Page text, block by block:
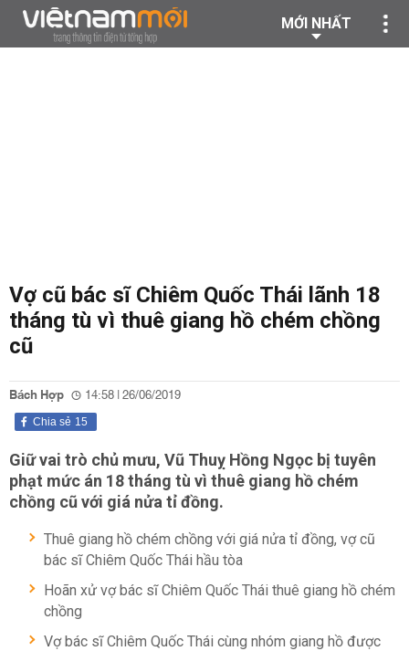
MỚI NHẤT
Vợ cũ bác sĩ Chiêm Quốc Thái lãnh 18
tháng tù vì thuê giang hồ chém chồng
cũ
Bách Hợp 14:58 | 26/06/2019
15
Chia sẻ
Giữ vai trò chủ mưu, Vũ Thuỵ Hồng Ngọc bị tuyên
phạt mức án 18 tháng tù vì thuê giang hồ chém
chồng cũ với giá nửa tỉ đồng.
Thuê giang hồ chém chồng với giá nửa tỉ đồng, vợ cũ
bác sĩ Chiêm Quốc Thái hầu tòa
Hoãn xử vợ bác sĩ Chiêm Quốc Thái thuê giang hồ chém
chồng
Vợ bác sĩ Chiêm Quốc Thái cùng nhóm giang hồ được